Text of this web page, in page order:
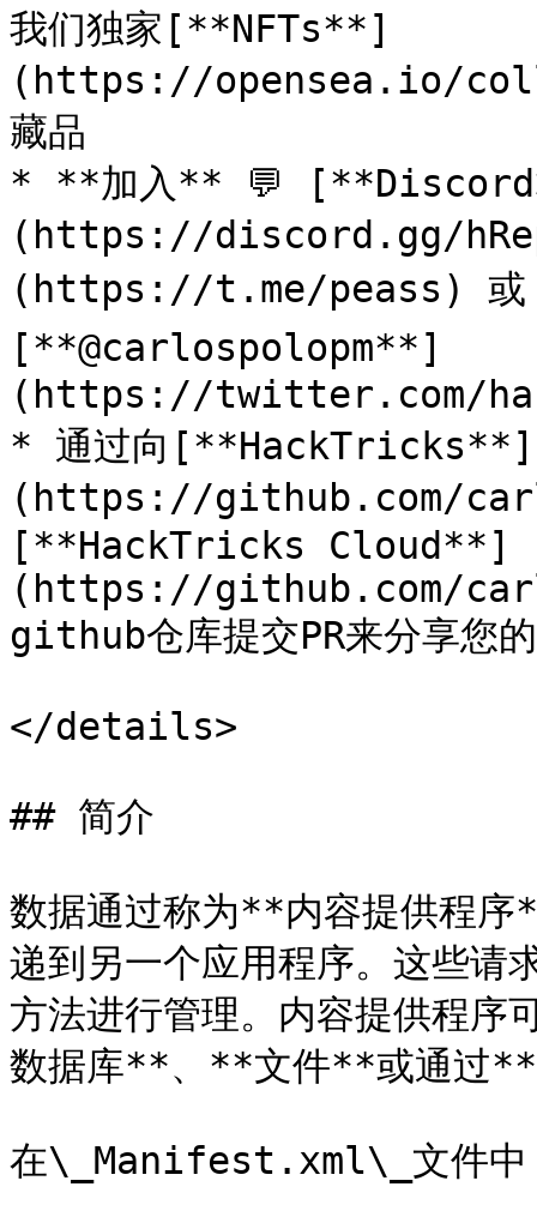
我们独家[**NFTs**]
(https://opensea.io/
藏品
* **加入** 💬
(https://discord.gg/
(https://t.me/peass) 或
[**@carlospolopm**]
(https://twitter.com/
* 通过向[**HackTricks**]
(https://github.com/
[**HackTricks Cloud**]
(https://github.com/
github仓库提交PR来分享您
</details>
## 简介
数据通过称为**内容提供程序
递到另一个应用程序。这些
方法进行管理。内容提供程序
数据库**、**文件**或通过
在\_Manifest.xml\_文件中